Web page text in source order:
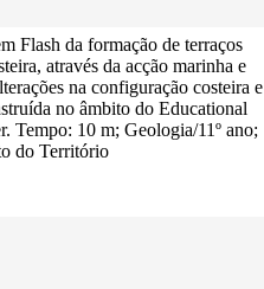
Flash da formação de terraços
através da acção marinha e
na configuração costeira e
no âmbito do Educational
Tempo: 10 m; Geologia/11º ano;
do Território